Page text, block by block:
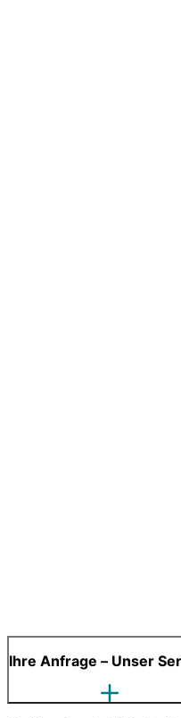
Ihre Anfrage – Unser